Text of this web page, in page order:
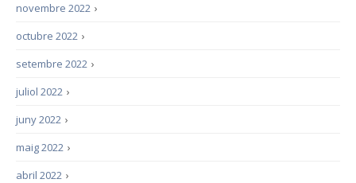
›
novembre 2022
›
octubre 2022
›
setembre 2022
›
juliol 2022
›
juny 2022
›
maig 2022
›
abril 2022